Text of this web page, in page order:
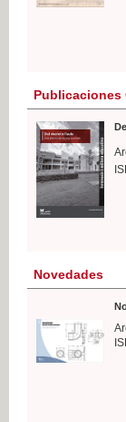
Publicaciones
Novedades